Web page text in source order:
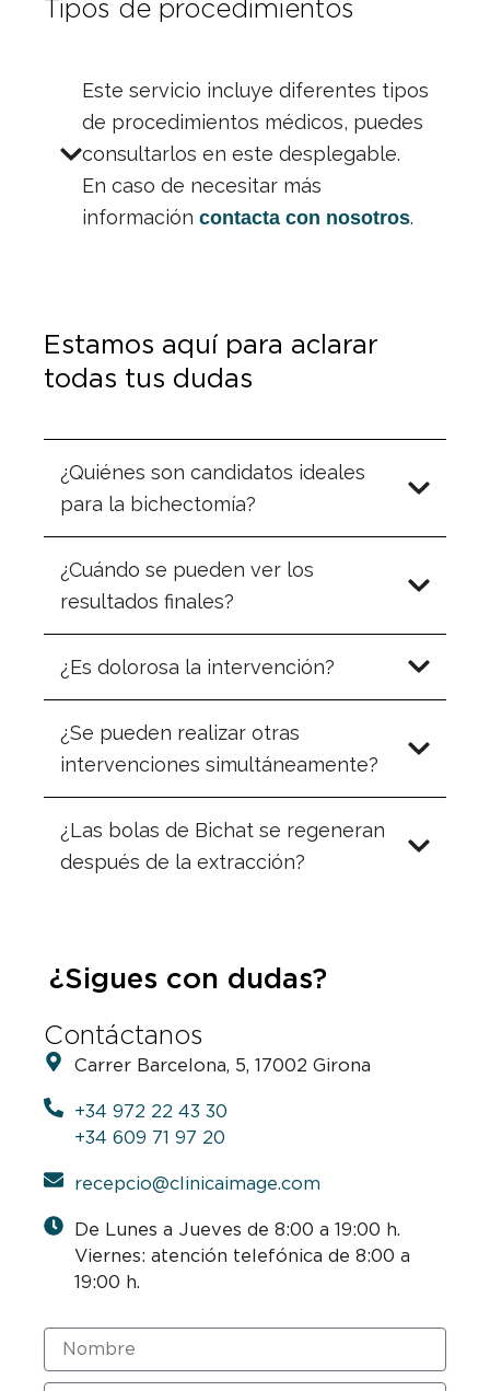
Tipos de procedimientos
Este servicio incluye diferentes tipos
de procedimientos médicos, puedes
consultarlos en este desplegable.
En caso de necesitar más
información contacta con nosotros.
Estamos aquí para aclarar
todas tus dudas
¿Quiénes son candidatos ideales
para la bichectomía?
¿Cuándo se pueden ver los
resultados finales?
¿Es dolorosa la intervención?
¿Se pueden realizar otras
intervenciones simultáneamente?
¿Las bolas de Bichat se regeneran
después de la extracción?
¿Sigues con dudas?
Contáctanos
Carrer Barcelona, 5, 17002 Girona
+34 972 22 43 30
+34 609 71 97 20
recepcio@clinicaimage.com
De Lunes a Jueves de 8:00 a 19:00 h.
Viernes: atención telefónica de 8:00 a
19:00 h.
Nombre